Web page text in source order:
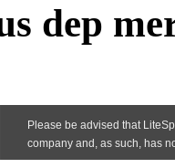
dep